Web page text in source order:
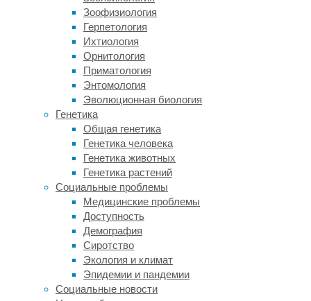
Зоофизиология
Герпетология
Ихтиология
Орнитология
Приматология
Энтомология
Эволюционная биология
Генетика
Общая генетика
Генетика человека
Генетика животных
Генетика растений
Социальные проблемы
Медицинские проблемы
Доступность
Демография
Сиротство
Экология и климат
Эпидемии и пандемии
Социальные новости
что
бесконечно
делиться
омолаживаться,
сохраняя
свои
свойства,
могут
только
глубокие
стволовые
клетки.
Однако
биологи
подобрали
оптимальную
комбинацию
химических
веществ,